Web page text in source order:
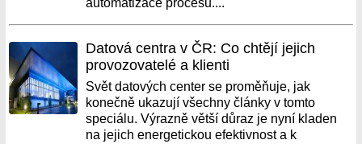
automatizace procesů....
Datová centra v ČR: Co chtějí jejich
provozovatelé a klienti
Svět datových center se proměňuje, jak
konečně ukazují všechny články v tomto
speciálu. Výrazně větší důraz je nyní kladen
na jejich energetickou efektivnost a k